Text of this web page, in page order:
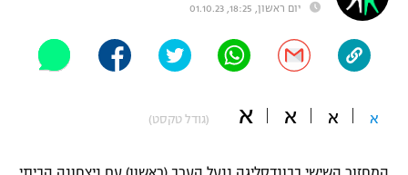
"מחצית בשכונה" – פודקאסט
כדורמים
פוטבול אמריקאי NFL
יום ראשון, 18:25, 01.10.23
א א א א (גודל טקסט)